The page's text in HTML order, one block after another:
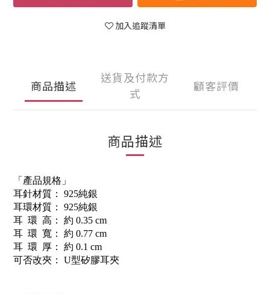
加入追蹤清單
商品描述
送貨及付款方
式
顧客評價
商品描述
「產品規格」
耳針材質： 925純銀
耳環材質： 925純銀
耳 環 高： 約 0.35 cm
耳 環 寬： 約 0.77 cm
耳 環 厚： 約 0.1 cm
可否改夾： U型矽膠耳夾